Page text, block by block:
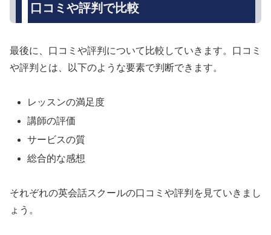
口コミや評判で比較
最後に、口コミや評判について比較していきます。口コミ
や評判とは、以下のような要素で判断できます。
レッスンの満足度
講師の評価
サービスの質
総合的な感想
それぞれの英会話スクールの口コミや評判を見ていきまし
ょう。